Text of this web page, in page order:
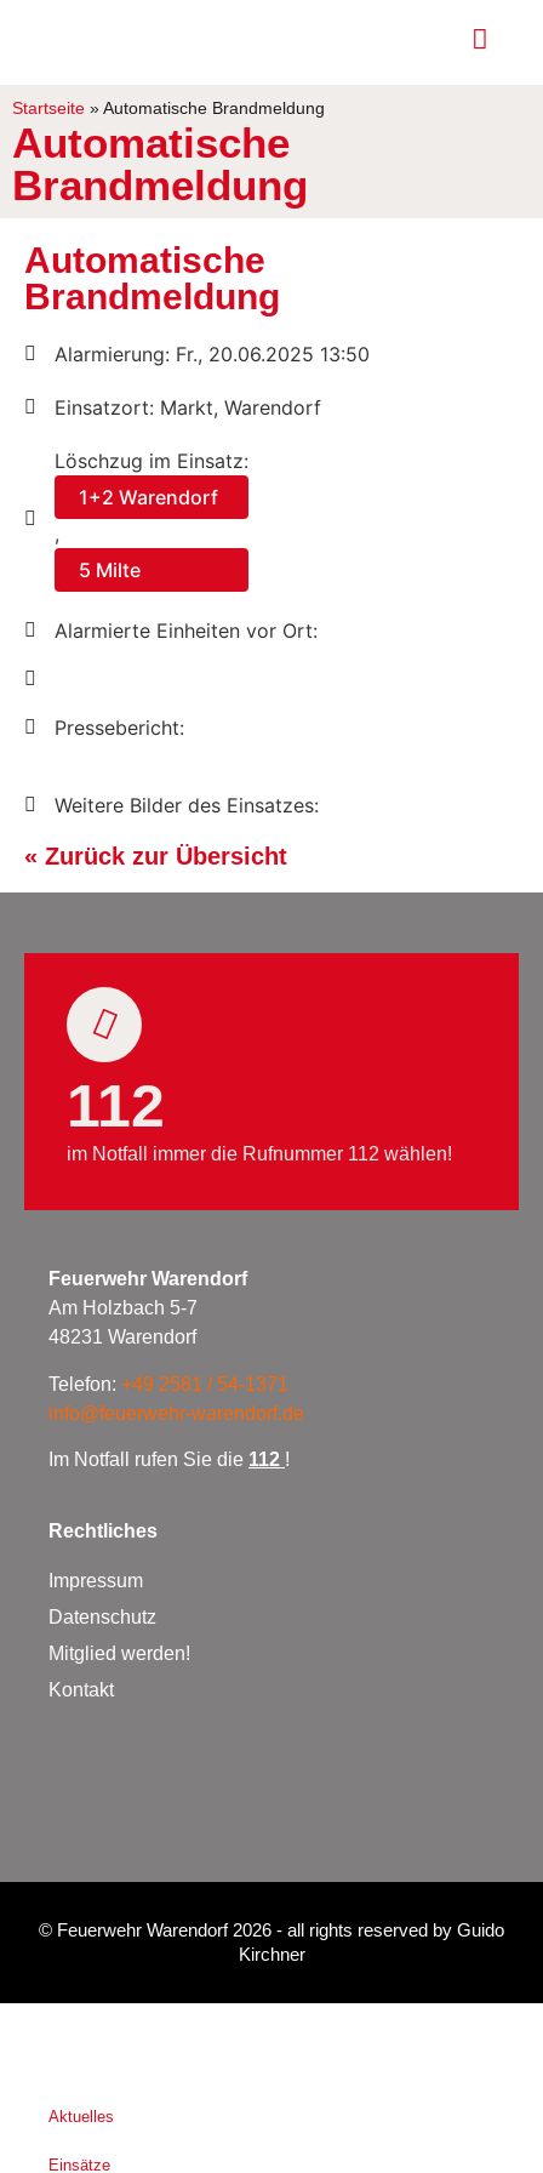
Startseite » Automatische Brandmeldung
Automatische
Brandmeldung
Automatische
Brandmeldung
Alarmierung: Fr., 20.06.2025 13:50
Einsatzort: Markt, Warendorf
Löschzug im Einsatz:
1+2 Warendorf
,
5 Milte
Alarmierte Einheiten vor Ort:
Pressebericht:
Weitere Bilder des Einsatzes:
« Zurück zur Übersicht
112
im Notfall immer die Rufnummer 112 wählen!
Feuerwehr Warendorf
Am Holzbach 5-7
48231 Warendorf
Telefon: +49 2581 / 54-1371
info@feuerwehr-warendorf.de
Im Notfall rufen Sie die 112 !
Rechtliches
Impressum
Datenschutz
Mitglied werden!
Kontakt
© Feuerwehr Warendorf 2026 - all rights reserved by Guido
Kirchner
Aktuelles
Einsätze